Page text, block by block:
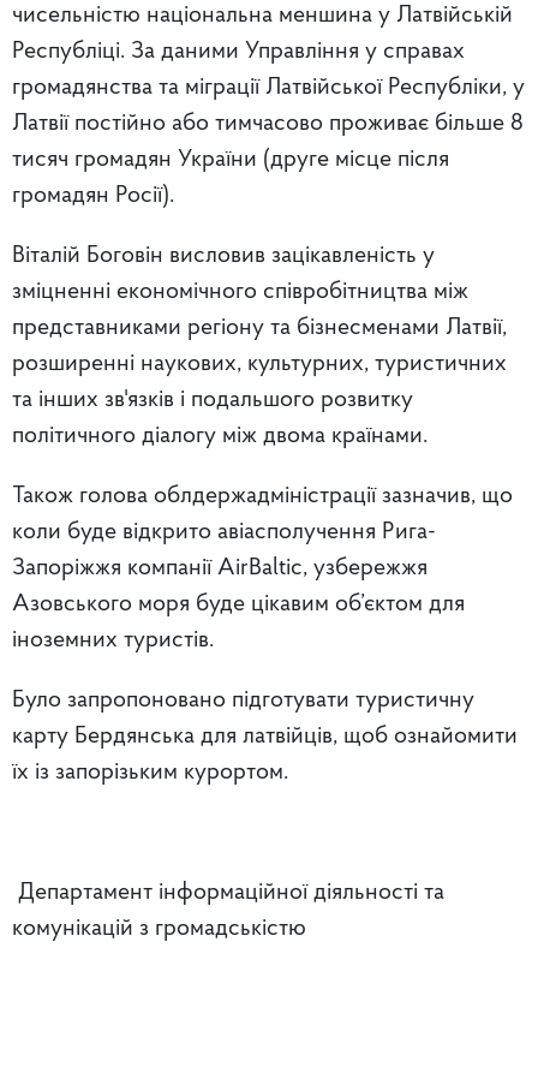
чисельністю національна меншина у Латвійській
Республіці. За даними Управління у справах
громадянства та міграції Латвійської Республіки, у
Латвії постійно або тимчасово проживає більше 8
тисяч громадян України (друге місце після
громадян Росії).
Віталій Боговін висловив зацікавленість у
зміцненні економічного співробітництва між
представниками регіону та бізнесменами Латвії,
розширенні наукових, культурних, туристичних
та інших зв'язків і подальшого розвитку
політичного діалогу між двома країнами.
Також голова облдержадміністрації зазначив, що
коли буде відкрито авіасполучення Рига-
Запоріжжя компанії AirBaltic, узбережжя
Азовського моря буде цікавим об’єктом для
іноземних туристів.
Було запропоновано підготувати туристичну
карту Бердянська для латвійців, щоб ознайомити
їх із запорізьким курортом.
Департамент інформаційної діяльності та
комунікацій з громадськістю